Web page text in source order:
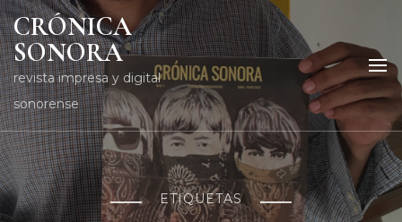
CRÓNICA
SONORA
revista impresa y digital
sonorense
ETIQUETAS